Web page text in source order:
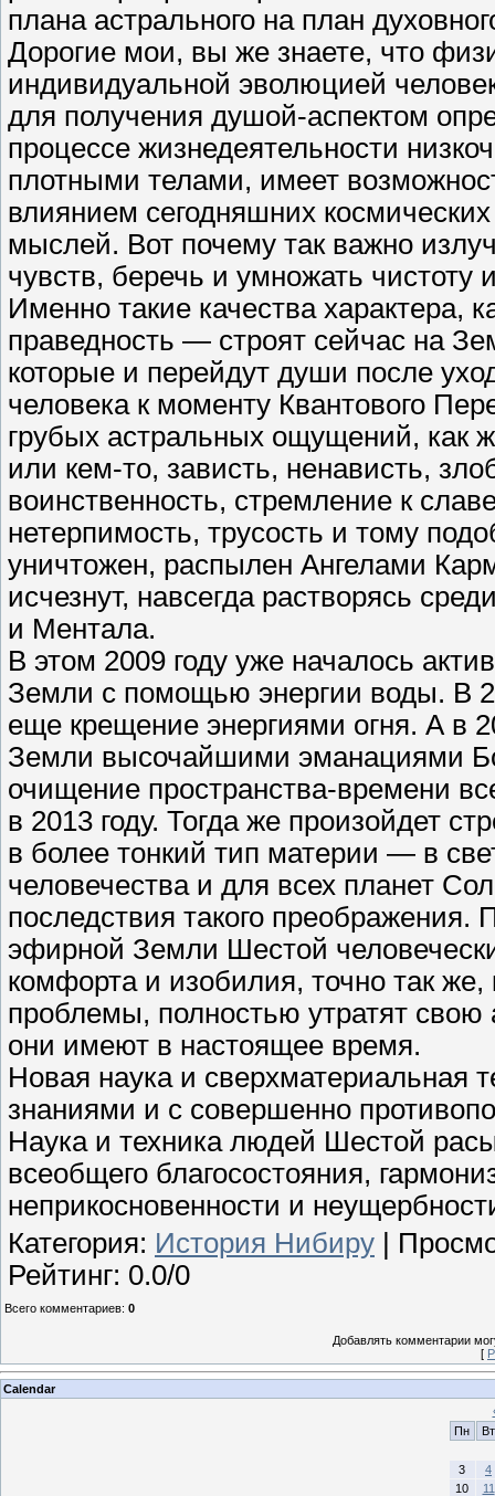
плана астрального на план
Дорогие мои, вы же знаете, что
индивидуальной эволюцией
для получения душой-аспектом
процессе жизнедеятельности
плотными телами, имеет
влиянием сегодняшних
мыслей. Вот почему так важно
чувств, беречь и умножать
Именно такие качества характера,
праведность — строят сейчас на
которые и перейдут души после
человека к моменту Квантового
грубых астральных ощущений, как
или кем-то, зависть, ненависть,
воинственность, стремление к
нетерпимость, трусость и тому
уничтожен, распылен Ангелами
исчезнут, навсегда растворясь
и Ментала.
В этом 2009 году уже началось
Земли с помощью энергии воды. В
еще крещение энергиями огня. А в
Земли высочайшими эманациями
очищение пространства-времени
в 2013 году. Тогда же произойдет
в более тонкий тип материи — в
человечества и для всех планет
последствия такого преображения.
эфирной Земли Шестой
комфорта и изобилия, точно так же,
проблемы, полностью утратят свою
они имеют в настоящее время.
Новая наука и сверхматериальная
знаниями и с совершенно
Наука и техника людей Шестой
всеобщего благосостояния,
неприкосновенности и
Категория: История Нибиру
Рейтинг: 0.0/0
Всего комментариев: 0
Добавлять комментарии
[
Calendar
Пн
Вт
3
4
10
11